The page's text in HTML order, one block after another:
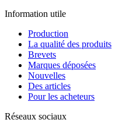
Information utile
Production
La qualité des produits
Brevets
Marques déposées
Nouvelles
Des articles
Pour les acheteurs
Réseaux sociaux